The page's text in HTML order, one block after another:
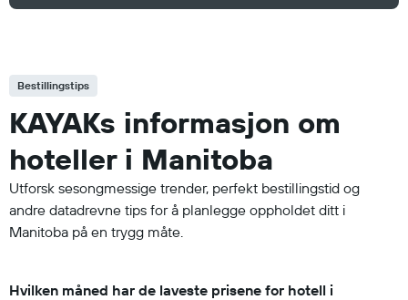
Bestillingstips
KAYAKs informasjon om
hoteller i Manitoba
Utforsk sesongmessige trender, perfekt bestillingstid og
andre datadrevne tips for å planlegge oppholdet ditt i
Manitoba på en trygg måte.
Hvilken måned har de laveste prisene for hotell i